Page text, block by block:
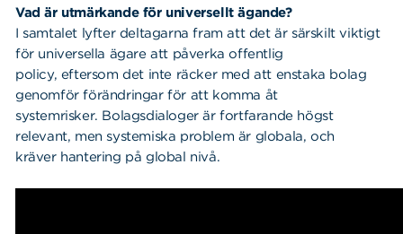
Vad är utmärkande för universellt ägande?
I samtalet lyfter deltagarna fram att det är särskilt viktigt
för universella ägare att påverka offentlig
policy, eftersom det inte räcker med att enstaka bolag
genomför förändringar för att komma åt
systemrisker. Bolagsdialoger är fortfarande högst
relevant, men systemiska problem är globala, och
kräver hantering på global nivå.